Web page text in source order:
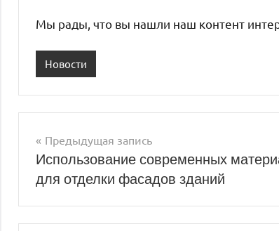
Мы рады, что вы нашли наш контент
Новости
Навигация
по
записям
Предыдущая запись
Использование современных
для отделки фасадов зданий